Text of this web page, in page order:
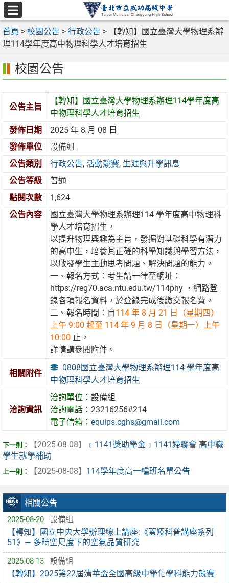
跳
至
主
要
區
選
單
首頁 > 校園公告 > 行政公告 >
【轉知】國立臺灣大學物理系辦
理114學年度高中物理科學人才培育招生
相關公告
2025-08-20 設備組
【轉知】國立中央大學辦理線上講座:《蓋婭科普講座系列
51》— 多時空尺度下的空氣品質研究
2025-08-13 設備組
【轉知】2025第22屆清華盃全國高級中學化學科能力競賽
校園公告
公告主旨
【轉知】國立臺灣大學物理系辦理114學年度高
中物理科學人才培育招生
發佈日期
2025 年 8 月 08 日
發佈單位
設備組
公告類別
行政公告,活動競賽, 生涯與升學訊息
公告等級
普通
點閱次數
1,624
公告內容
國立臺灣大學物理系辦理114 學年度高中物理科
學人才培育招生，
以提升物理興趣為主旨，發掘對基礎科學有潛力
的高中生，培養其正確的科學知識與學習方法，
以啟發學生主動思考問題、解決問題的能力。
一、報名方式：考生請一律至網址：
https://reg70.aca.ntu.edu.tw/114phy ，網路登
錄各項報名資料，於登錄完成後繳交報名費。
二、報名時間：自114 年 8 月 21 日（星期四）
上午 9:00 起至 114 年 9 月 8 日（星期一）上午
10:00 止。
詳情請參閱附件。
相關附件
0808國立臺灣大學物理系辦理114 學年度高
中物理科學人才培育招生
洽詢資訊
洽詢單位：設備組
洽詢電話：23216256#214
電子信箱：equips.cghs@gmail.com
【2025-08-08】
﹝1141獎助學金﹞1141婦聯會 高中職
學生就學補助
【2025-08-08】 114學年度高一編班名單公告